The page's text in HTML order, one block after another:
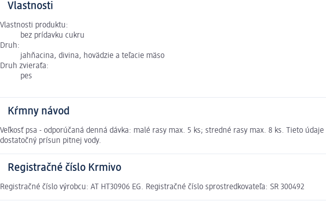
Vlastnosti
Vlastnosti produktu:
bez prídavku cukru
Druh:
jahňacina, divina, hovädzie a teľacie mäso
Druh zvieraťa:
pes
Kŕmny návod
Veľkosť psa - odporúčaná denná dávka: malé rasy max. 5 ks; stredné rasy max. 8 ks. Tieto
dostatočný prísun pitnej vody.
Registračné číslo Krmivo
Registračné číslo výrobcu: AT HT30906 EG. Registračné číslo sprostredkovateľa: SR 300492